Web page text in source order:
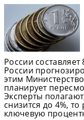
России
России
этим
планирует
Эксперты
снизится до 4%,
ключевую